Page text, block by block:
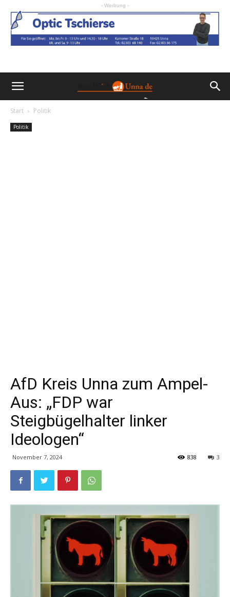
- Werbung -
Start Politik
Politik
AfD Kreis Unna zum Ampel-
Aus: „FDP war
Steigbügelhalter linker
Ideologen“
November 7, 2024 3
838